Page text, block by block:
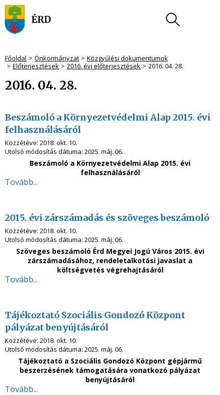
Főoldal Önkormányzat
Közgyűlési dokumentumok
Előterjesztések
2016. évi előterjesztések 2016. 04. 28.
2016. 04. 28.
Beszámoló a Környezetvédelmi Alap 2015. évi
felhasználásáról
Közzétéve: 2018. okt. 10.
Utolsó módosítás dátuma: 2025. máj. 06.
Beszámoló a Környezetvédelmi Alap 2015. évi
felhasználásáról
Tovább...
2015. évi zárszámadás és szöveges beszámoló
Közzétéve: 2018. okt. 10.
Utolsó módosítás dátuma: 2025. máj. 06.
Szöveges beszámoló Érd Megyei Jogú Város 2015. évi
zárszámadásához, rendeletalkotási javaslat a
költségvetés végrehajtásáról
Tovább...
Tájékoztató Szociális Gondozó Központ
pályázat benyújtásáról
Közzétéve: 2018. okt. 10.
Utolsó módosítás dátuma: 2025. máj. 06.
Tájékoztató a Szociális Gondozó Központ gépjármű
beszerzésének támogatására vonatkozó pályázat
benyújtásáról
Tovább...